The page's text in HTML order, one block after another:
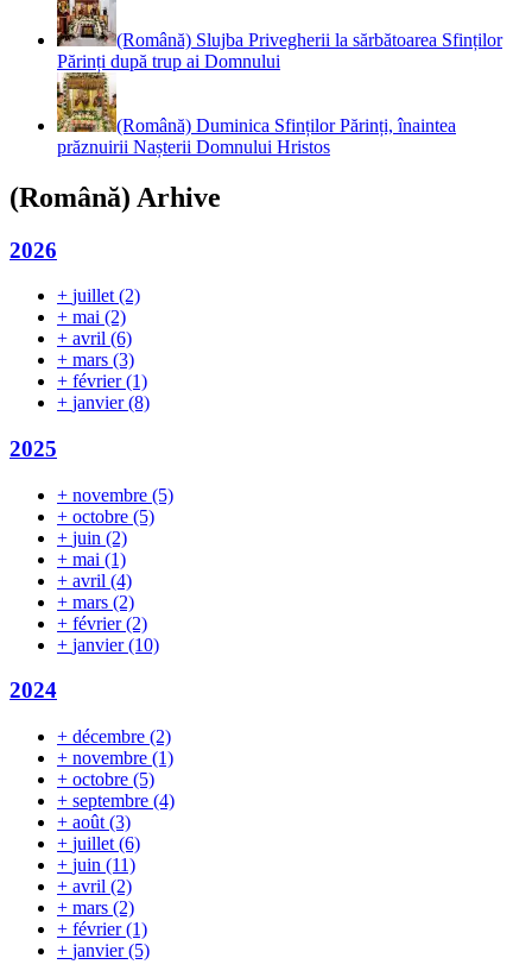
(Română) Slujba Privegherii la sărbătoarea Sfinților
Părinți după trup ai Domnului
(Română) Duminica Sfinților Părinți, înaintea
prăznuirii Nașterii Domnului Hristos
(Română) Arhive
2026
+ juillet (2)
+ mai (2)
+ avril (6)
+ mars (3)
+ février(1)
+ janvier(8)
2025
+ novembre (5)
+ octobre (5)
+ juin (2)
+ mai (1)
+ avril (4)
+ mars (2)
+ février(2)
+ janvier(10)
2024
+ décembre (2)
+ novembre (1)
+ octobre (5)
+ septembre (4)
+ août (3)
+ juillet (6)
+ juin (11)
+ avril (2)
+ mars (2)
+ février(1)
+ janvier(5)